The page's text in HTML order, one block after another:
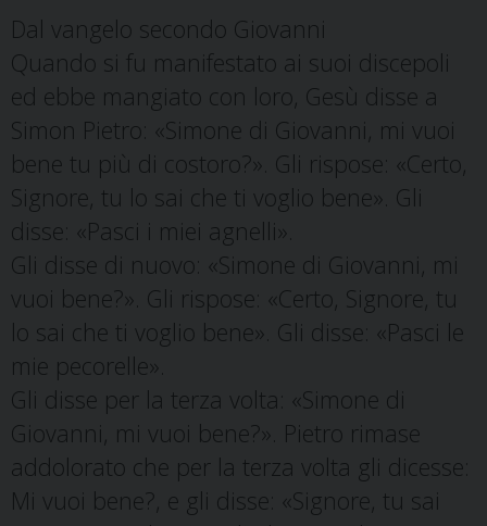
Dal vangelo secondo Giovanni
Quando si fu manifestato ai suoi discepoli
ed ebbe mangiato con loro, Gesù disse a
Simon Pietro: «Simone di Giovanni, mi vuoi
bene tu più di costoro?». Gli rispose: «Certo,
Signore, tu lo sai che ti voglio bene». Gli
disse: «Pasci i miei agnelli».
Gli disse di nuovo: «Simone di Giovanni, mi
vuoi bene?». Gli rispose: «Certo, Signore, tu
lo sai che ti voglio bene». Gli disse: «Pasci le
mie pecorelle».
Gli disse per la terza volta: «Simone di
Giovanni, mi vuoi bene?». Pietro rimase
addolorato che per la terza volta gli dicesse:
Mi vuoi bene?, e gli disse: «Signore, tu sai